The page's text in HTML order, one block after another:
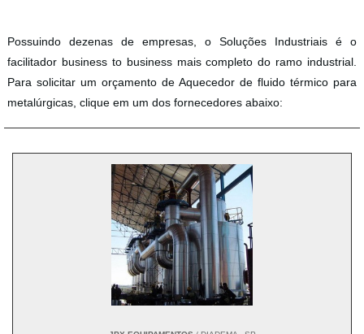
Possuindo dezenas de empresas, o Soluções Industriais é o
facilitador business to business mais completo do ramo industrial.
Para solicitar um orçamento de Aquecedor de fluido térmico para
metalúrgicas, clique em um dos fornecedores abaixo: